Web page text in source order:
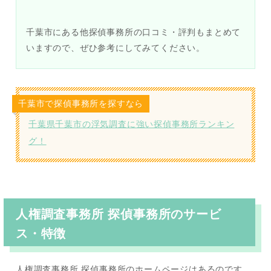
千葉市にある他探偵事務所の口コミ・評判もまとめて
いますので、ぜひ参考にしてみてください。
千葉市で探偵事務所を探すなら
千葉県千葉市の浮気調査に強い探偵事務所ランキン
グ！
人権調査事務所 探偵事務所のサービ
ス・特徴
人権調査事務所 探偵事務所のホームページはあるのです